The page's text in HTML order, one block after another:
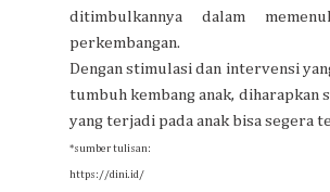
ditimbulkannya dalam
perkembangan.
Dengan stimulasi dan intervensi
tumbuh kembang anak, diharapkan
yang terjadi pada anak bisa segera
*sumber tulisan:
https://dini.id/